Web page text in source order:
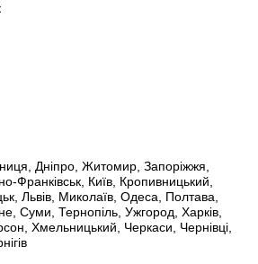
Дніпро, Житомир, Запоріжжя,
Франківськ, Київ, Кропивницький,
Львів, Миколаїв, Одеса, Полтава,
Суми, Тернопіль, Ужгород, Харків,
Хмельницький, Черкаси, Чернівці,